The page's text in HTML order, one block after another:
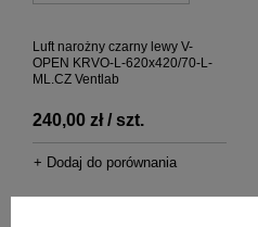
Luft narożny czarny lewy V-
OPEN KRVO-L-620x420/70-L-
ML.CZ Ventlab
240,00 zł / szt.
+ Dodaj do porównania